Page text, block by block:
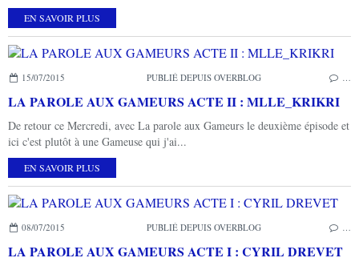
EN SAVOIR PLUS
15/07/2015 PUBLIÉ DEPUIS OVERBLOG
LA PAROLE AUX GAMEURS ACTE II : MLLE_KRIKRI
De retour ce Mercredi, avec La parole aux Gameurs le deuxième épisode et
ici c'est plutôt à une Gameuse qui j'ai...
EN SAVOIR PLUS
08/07/2015 PUBLIÉ DEPUIS OVERBLOG
LA PAROLE AUX GAMEURS ACTE I : CYRIL DREVET